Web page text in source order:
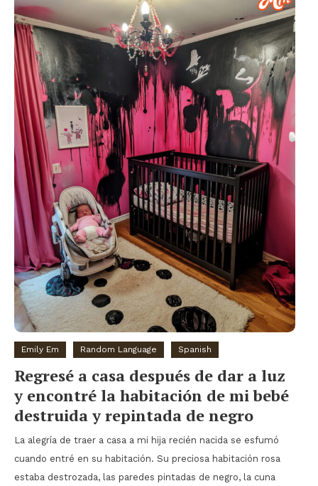
Emily Em Random Language Spanish
Regresé a casa después de dar a luz
y encontré la habitación de mi bebé
destruida y repintada de negro
La alegría de traer a casa a mi hija recién nacida se esfumó
cuando entré en su habitación. Su preciosa habitación rosa
estaba destrozada, las paredes pintadas de negro, la cuna